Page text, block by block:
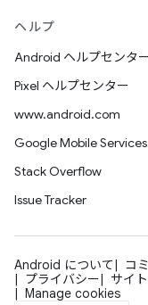
ヘルプ
Android ヘルプセンタ
Pixel ヘルプセンター
www.android.com
Google Mobile Services
Stack Overflow
Issue Tracker
Android について コ
プライバシー
サイ
Manage cookies